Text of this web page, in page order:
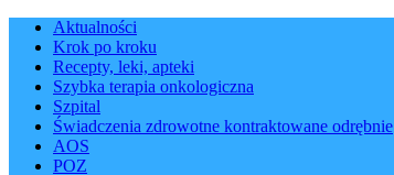
Aktualności
Krok po kroku
Recepty, leki, apteki
Szybka terapia onkologiczna
Szpital
Świadczenia zdrowotne kontraktowane odrębnie
AOS
POZ